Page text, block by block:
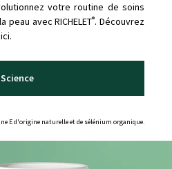
votre routine de soins
avec RICHELET®. Découvrez
Science
E d'origine naturelle et de sélénium organique.